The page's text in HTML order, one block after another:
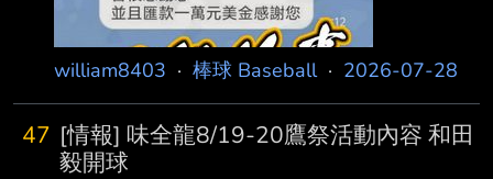
william8403 · 棒球 Baseball· 2026-07-28
47 [情報] 味全龍8/19-20鷹祭活動內容 和田
毅開球